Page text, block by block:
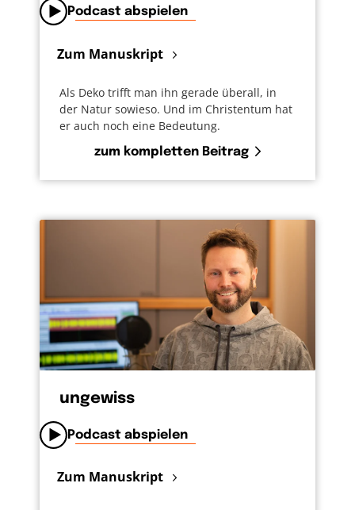
Podcast abspielen
Zum Manuskript
Als Deko trifft man ihn gerade überall, in
der Natur sowieso. Und im Christentum hat
er auch noch eine Bedeutung.
zum kompletten Beitrag
ungewiss
Podcast abspielen
Zum Manuskript